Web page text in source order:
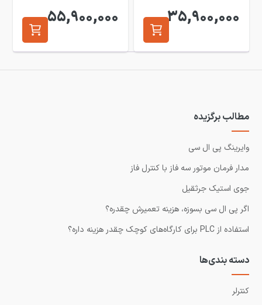
35,900,000
55,900,000
مطالب برگزیده
وایرینگ پی ال سی
مدار فرمان موتور سه فاز با کنترل فاز
جوی استیک جرثقیل
اگر پی ال سی بسوزه، هزینه تعمیرش چقدره؟
استفاده از PLC برای کارگاه‌های کوچک چقدر هزینه داره؟
دسته بندی‌ها
کنترلر